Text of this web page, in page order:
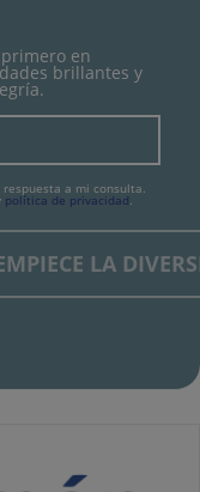
en
brillantes y
a mi consulta.
política de privacidad